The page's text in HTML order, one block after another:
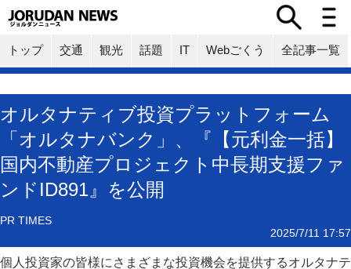
トップ 交通 観光 話題 IT Webごくう 全記事一覧
オルタナティブ投資プラットフォーム
「オルタナバンク」、『【元利金一括】
国内不動産プロジェクト中長期支援ファ
ンドID891』を公開
PR TIMES
2025/7/11 17:57
個人投資家の皆様にさまざまな投資機会を提供するオルタナテ